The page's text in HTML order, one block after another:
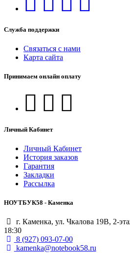
Служба поддержки
Связаться с нами
Карта сайта
Принимаем онлайн оплату
Личный Кабинет
Личный Кабинет
История заказов
Гарантия
Закладки
Рассылка
НОУТБУК58 - Каменка
г. Каменка, ул. Чкалова 19В, 2-
18:30
8 (927) 093-07-00
kamenka@notebook58.ru